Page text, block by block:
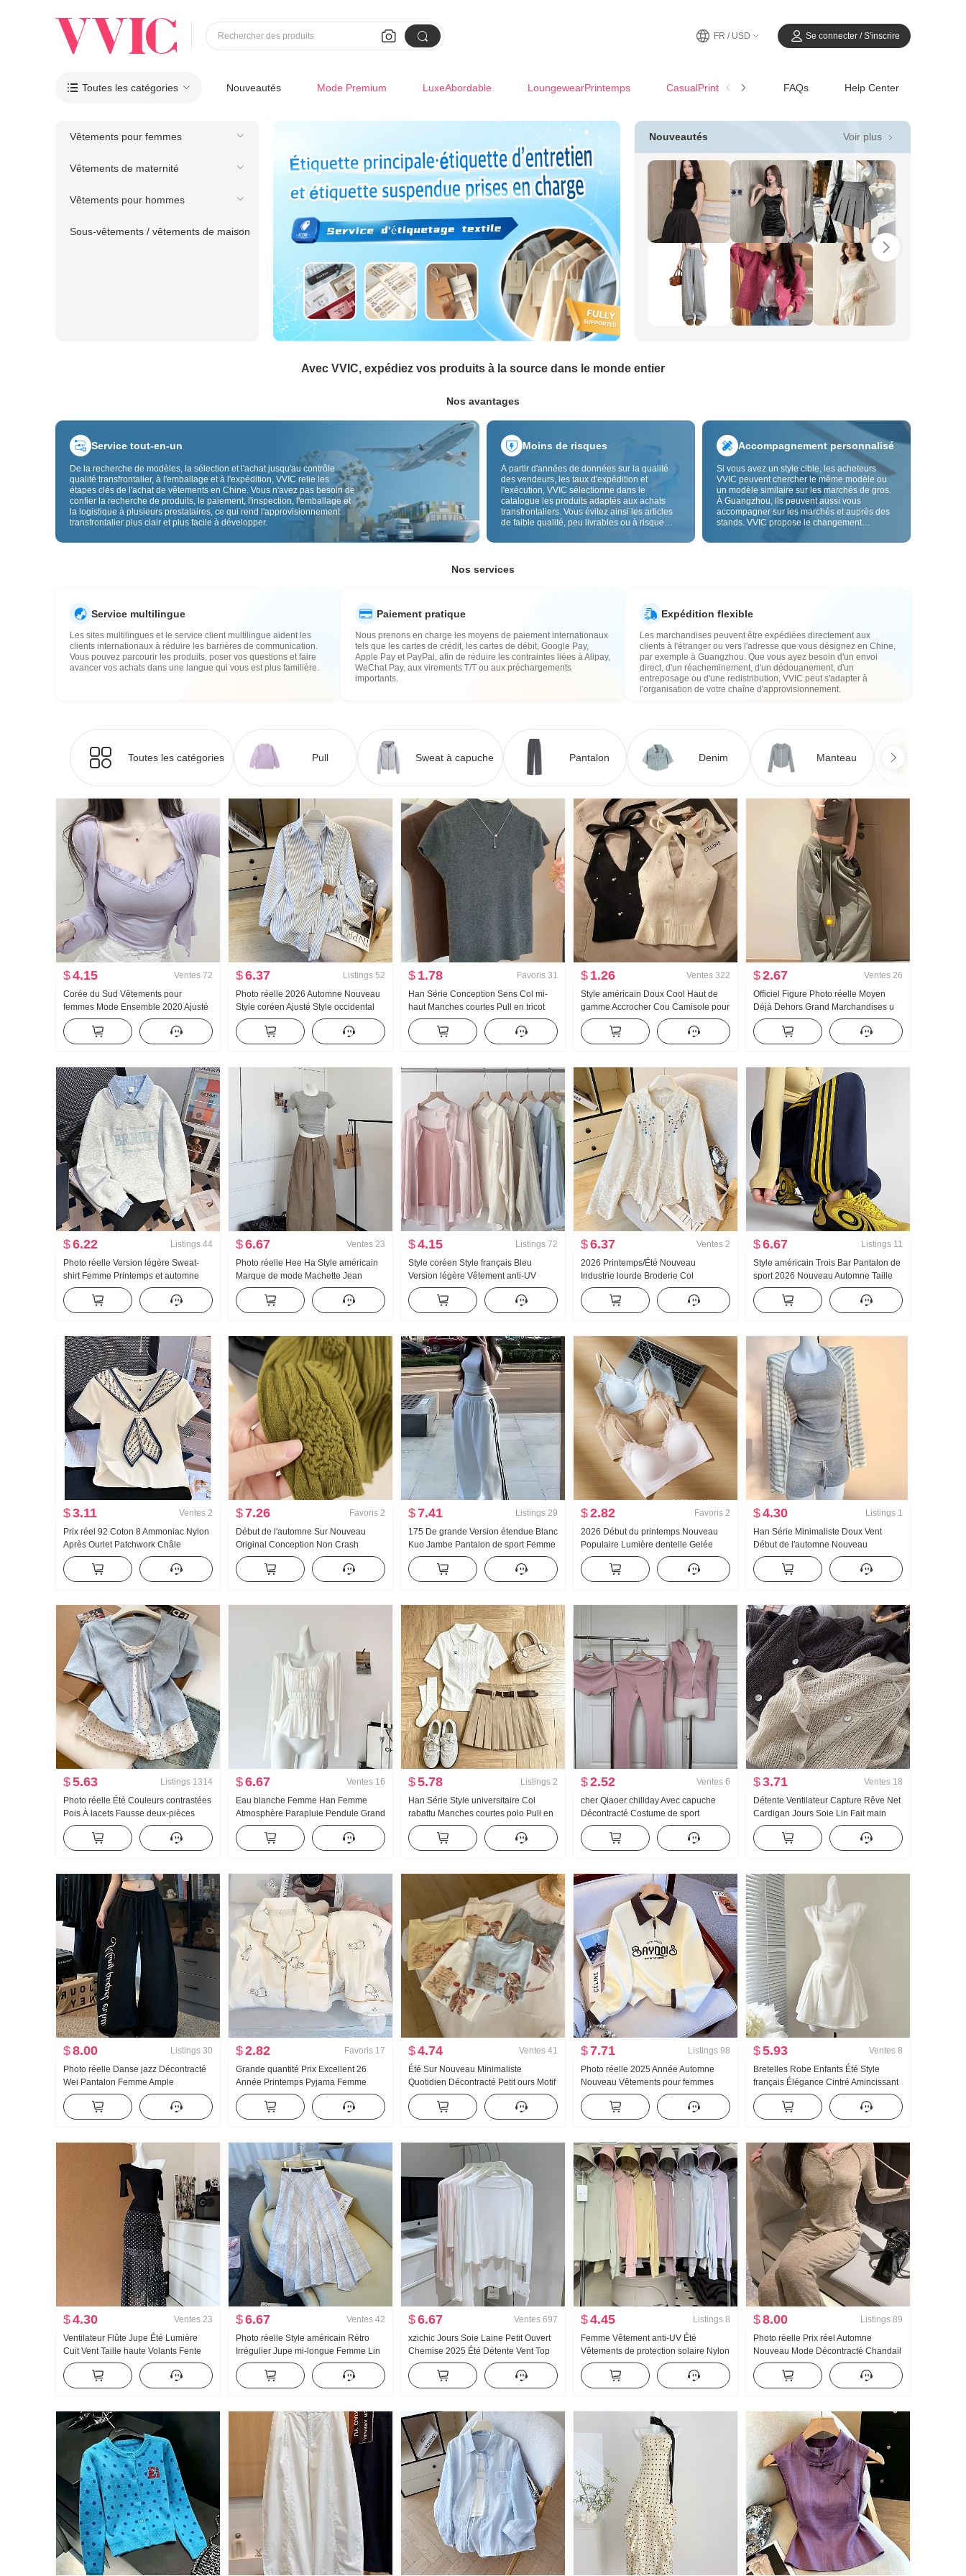
 
Rechercher des produits FR / USD Se connecter / S'inscrire
 Toutes les catégories Nouveautés Mode Premium LuxeAbordable LoungewearPrintemps CasualPrintemps-Été FAQs Help Center
Vêtements pour femmes
Vêtements de maternité
Vêtements pour hommes
Sous-vêtements / vêtements de maison
Nouveautés Voir plus 
Avec VVIC, expédiez vos produits à la source dans le monde entier
Nos avantages
Service tout-en-un
De la recherche de modèles, la sélection et l'achat jusqu'au contrôle
qualité transfrontalier, à l'emballage et à l'expédition, VVIC relie les
étapes clés de l'achat de vêtements en Chine. Vous n'avez pas besoin de
confier la recherche de produits, le paiement, l'inspection, l'emballage et
la logistique à plusieurs prestataires, ce qui rend l'approvisionnement
transfrontalier plus clair et plus facile à développer.
Moins de risques
À partir d'années de données sur la qualité
des vendeurs, les taux d'expédition et
l'exécution, VVIC sélectionne dans le
catalogue les produits adaptés aux achats
transfrontaliers. Vous évitez ainsi les articles
de faible qualité, peu livrables ou à risque
Le contrôle qualité transfrontalier et les
risques de qualité, douane et après-vente.
Accompagnement personnalisé
Si vous avez un style cible, les acheteurs
VVIC peuvent chercher le même modèle ou
un modèle similaire sur les marchés de gros.
À Guangzhou, ils peuvent aussi vous
accompagner sur les marchés et auprès des
stands. VVIC propose le changement
la personnalisation OEM par image ou
Nos services
Service multilingue
Les sites multilingues et le service client multilingue aident les
clients internationaux à réduire les barrières de communication.
Vous pouvez parcourir les produits, poser vos questions et faire
avancer vos achats dans une langue qui vous est plus familière.
Paiement pratique
Nous prenons en charge les moyens de paiement internationaux
tels que les cartes de crédit, les cartes de débit, Google Pay,
Apple Pay et PayPal, afin de réduire les contraintes liées à Alipay,
WeChat Pay, aux virements T/T ou aux préchargements
importants.
Expédition flexible
Les marchandises peuvent être expédiées directement aux
clients à l'étranger ou vers l'adresse que vous désignez en Chine,
par exemple à Guangzhou. Que vous ayez besoin d'un envoi
direct, d'un réacheminement, d'un dédouanement, d'un
entreposage ou d'une redistribution, VVIC peut s'adapter à
l'organisation de votre chaîne d'approvisionnement.
Toutes les catégories Pull Sweat à capuche Pantalon Denim Manteau
$4.15 Ventes 72
Corée du Sud Vêtements pour
femmes Mode Ensemble 2020 Ajusté
Camisole Cardigan Ensemble deux
pièces T-shirt Top Femme
$6.37 Listings 52
Photo réelle 2026 Automne Nouveau
Style coréen Ajusté Style occidental
Conception Sens Niche Rayures
Cintré Manches longues Chemise
pour femmes
$ 1.78 Favoris 31
Han Série Conception Sens Col mi-
haut Manches courtes Pull en tricot
Femme Automne 2024 Nouveau
Couleur unie Polyvalent Ajusté
Amincissant Top
$ 1.26 Ventes 322
Style américain Doux Cool Haut de
gamme Accrocher Cou Camisole pour
femmes Été Port extérieur À l'intérieur
Match T-shirt de base Style pin-up
Tricoté Bandeau bustier Top
$2.67 Ventes 26
Officiel Figure Photo réelle Moyen
Déjà Dehors Grand Marchandises u
Collier Os de boeuf Boucle En forme
de I Débardeur Bretelles Kuo Jambe
Traîne Sport Pantalon long Ensemble
$6.22 Listings 44
Photo réelle Version légère Sweat-
shirt Femme Printemps et automne
Nouveau Han Série Fausse deux-
pièces Ample Épine Broderie Rayures
Col polo Top
$6.67 Ventes 23
Photo réelle Hee Ha Style américain
Marque de mode Machette Jean
Ample Kuo Jambe Décontracté
Pantalon
$4.15 Listings 72
Style coréen Style français Bleu
Version légère Vêtement anti-UV
Manches longues Chemise Femme
Vêtements d'été Ample Décontracté
Détente Manches longues Unique
$6.37 Ventes 2
2026 Printemps/Été Nouveau
Industrie lourde Broderie Col
Claudine Chemise pour femmes Style
français Rétro Protection solaire
Cardigan
$6.67 Listings 11
Style américain Trois Bar Pantalon de
sport 2026 Nouveau Automne Taille
haute Kuo Jambe Bas resserré
Pantalon décontracté Wei Pantalon
Pantalon cargo
$3.11 Ventes 2
Prix réel 92 Coton 8 Ammoniac Nylon
Après Ourlet Patchwork Châle
Foulard en soie Ajusté Col en V
Manches courtes T-shirt Femme
$7.26 Favoris 2
Début de l'automne Sur Nouveau
Original Conception Non Crash
Chemise Industrie lourde Jacquard
Tricoté Top Femme Automne Nouveau
Amincissant
$7.41 Listings 29
175 De grande Version étendue Blanc
Kuo Jambe Pantalon de sport Femme
Printemps et automne Nouveau
Polyvalent Rayures Décontracté
Traîne Pantalon
$2.82 Favoris 2
2026 Début du printemps Nouveau
Populaire Lumière dentelle Gelée
Colle Bande Corset À l'intérieur
Ceinture Poitrine Pad Amincissant
Gilet pour les femmes
$4.30 Listings 1
Han Série Minimaliste Doux Vent
Début de l'automne Nouveau
Amincissant Chemise de protection
solaire Manches longues Camisole
Chaud et épicé Mini-jupe Ensemble
$5.63 Listings 1314
Photo réelle Été Couleurs contrastées
Pois À lacets Fausse deux-pièces
Manches courtes T-shirt Femme Été
Nouveau Style sucré Niche Top
$6.67 Ventes 16
Eau blanche Femme Han Femme
Atmosphère Parapluie Pendule Grand
u Collier Bretelles Deux Porter
Conception Sens Cardigan Femme
Été Amincissant Bretelles Top
$5.78 Listings 2
Han Série Style universitaire Col
rabattu Manches courtes polo Pull en
tricot Ensemble Femme 2026 Été
Nouveau Géant Nice Plissé Jupe
$2.52 Ventes 6
cher Qiaoer chillday Avec capuche
Décontracté Costume de sport
Femme Printemps Épaules dénudées
Manteau Pantalon évasé Ensemble
trois pièces
$3.71 Ventes 18
Détente Ventilateur Capture Rêve Net
Cardigan Jours Soie Lin Fait main
Choisissez Trou Ajouré Tricoté
Cardigan Femme Climatiseur
Chemise de protection solaire
$8.00 Listings 30
Photo réelle Danse jazz Décontracté
Wei Pantalon Femme Ample
Amincissant Pantalon de sport Vertical
Sens Confortable Pantalon large Bas
resserré
$2.82 Favoris 17
Grande quantité Prix Excellent 26
Année Printemps Pyjama Femme
Nouveau Nuages Coton Manches
longues Petit Col rabattu Homewear
Ensemble Streaming en direct Élevé
$4.74 Ventes 41
Été Sur Nouveau Minimaliste
Quotidien Décontracté Petit ours Motif
Nœud papillon Ample Niche Manches
courtes T-shirt Style coréen Tricoté
Top
$7.71 Listings 98
Photo réelle 2025 Année Automne
Nouveau Vêtements pour femmes
Sweat-shirt Réduction de l'âge Moitié
Fermeture éclair Mode Col polo
Décontracté Polyvalent Amincissant
$5.93 Ventes 8
Bretelles Robe Enfants Été Style
français Élégance Cintré Amincissant
Robe débardeur Mini-jupe
$4.30 Ventes 23
Ventilateur Flûte Jupe Été Lumière
Cuit Vent Taille haute Volants Fente
Noir Pois Jupe mi-longue Jours Soie
Oblique Épaule Vêtements
$6.67 Ventes 42
Photo réelle Style américain Rétro
Irrégulier Jupe mi-longue Femme Lin
Robe mi-longue À carreaux Jupe
trapèze Irrégulier Queue de poisson
Pendule Jupe
$6.67 Ventes 697
xzichic Jours Soie Laine Petit Ouvert
Chemise 2025 Été Détente Vent Top
Nouveau Tricoté Automne Épaule Fin
Manteau pour les femmes
$4.45 Listings 8
Femme Vêtement anti-UV Été
Vêtements de protection solaire Nylon
Version légère Glace Soie Respirant
Manteau Ample Grande taille Sweat à
capuche
$8.00 Listings 89
Photo réelle Prix réel Automne
Nouveau Mode Décontracté Chandail
à capuchon Wei Pantalon Amincissant
Ensemble Costume de sport Femme
Tendance